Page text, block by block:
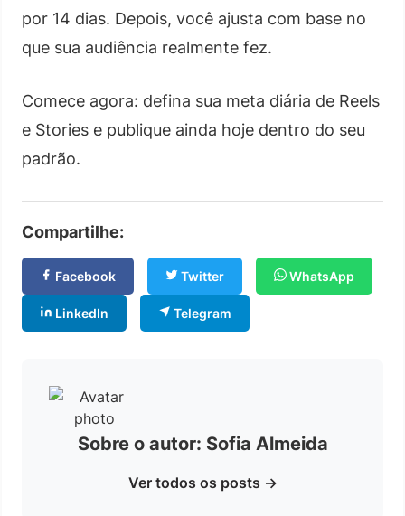
por 14 dias. Depois, você ajusta com base no
que sua audiência realmente fez.
Comece agora: defina sua meta diária de Reels
e Stories e publique ainda hoje dentro do seu
padrão.
Compartilhe:
Facebook Twitter WhatsApp
LinkedIn Telegram
Sobre o autor: Sofia Almeida
Ver todos os posts →